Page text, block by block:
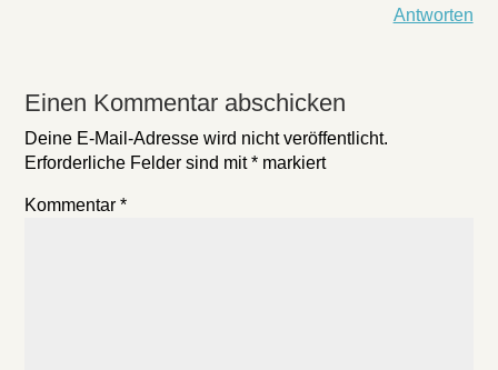
Antworten
Einen Kommentar abschicken
Deine E-Mail-Adresse wird nicht veröffentlicht.
Erforderliche Felder sind mit* markiert
Kommentar*